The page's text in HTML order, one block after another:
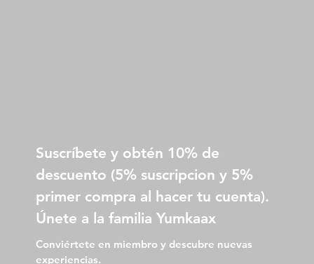
Suscríbete y obtén 10% de
descuento (5% suscripcion y 5%
primer compra al hacer tu cuenta).
Únete a la familia Yumkaax
Conviértete en miembro y descubre nuevas
experiencias.